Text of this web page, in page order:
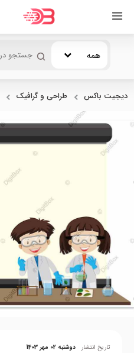
همه
دیجیت باکس طراحی و گرافیک
تاریخ انتشار دوشنبه 02 مهر 1403